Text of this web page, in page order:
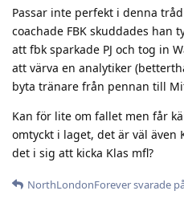
Passar inte perfekt i denna
coachade FBK skuddades han
att fbk sparkade PJ och tog in
att värva en analytiker
byta tränare från pennan till
Kan för lite om fallet men får
omtyckt i laget, det är väl även
det i sig att kicka Klas mfl?
NorthLondonForeversvarade